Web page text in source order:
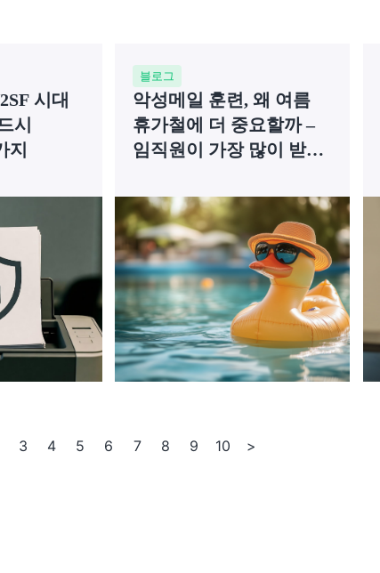
시대
시
지
블로그
악성메일 훈련, 왜 여름
휴가철에 더 중요할까 –
임직원이 가장 많이 받는
3 4 5 6 7 8 9 10 >